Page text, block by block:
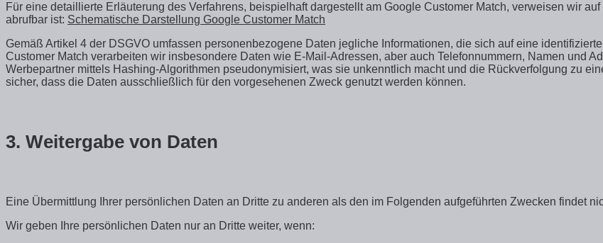
Für eine detaillierte Erläuterung des Verfahrens, beispielhaft dargestellt am Google Customer Match, verweisen wir
abrufbar ist: Schematische Darstellung Google Customer Match
Gemäß Artikel 4 der DSGVO umfassen personenbezogene Daten jegliche Informationen, die sich auf eine
Customer Match verarbeiten wir insbesondere Daten wie E-Mail-Adressen, aber auch Telefonnummern, Namen und
Werbepartner mittels Hashing-Algorithmen pseudonymisiert, was sie unkenntlich macht und die Rückverfolgung zu
sicher, dass die Daten ausschließlich für den vorgesehenen Zweck genutzt werden können.
3. Weitergabe von Daten
Eine Übermittlung Ihrer persönlichen Daten an Dritte zu anderen als den im Folgenden aufgeführten Zwecken findet
Wir geben Ihre persönlichen Daten nur an Dritte weiter, wenn: